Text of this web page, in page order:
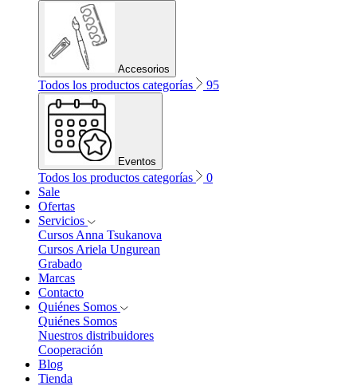
Accesorios
Todos los productos categorías 95
Eventos
Todos los productos categorías
0
Sale
Ofertas
Servicios
Cursos Anna Tsukanova
Cursos Ariela Ungurean
Grabado
Marcas
Contacto
Quiénes Somos
Quiénes Somos
Nuestros distribuidores
Cooperación
Blog
Tienda